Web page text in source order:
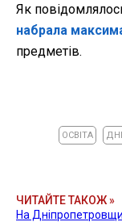
Як
набрала
предметів.
ОСВІТА
ЧИТАЙТЕ ТАКОЖ »
На